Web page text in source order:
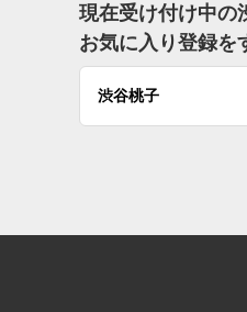
現在受け付け中の
お気に入り登録を
渋谷桃子